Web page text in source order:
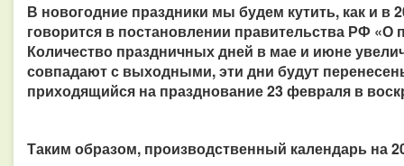
В новогодние праздники мы будем кутить, как и в
говорится в постановлении правительства РФ
Количество праздничных дней в мае и июне
совпадают с выходными, эти дни будут
приходящийся на празднование 23 февраля в
Таким образом, производственный календарь на